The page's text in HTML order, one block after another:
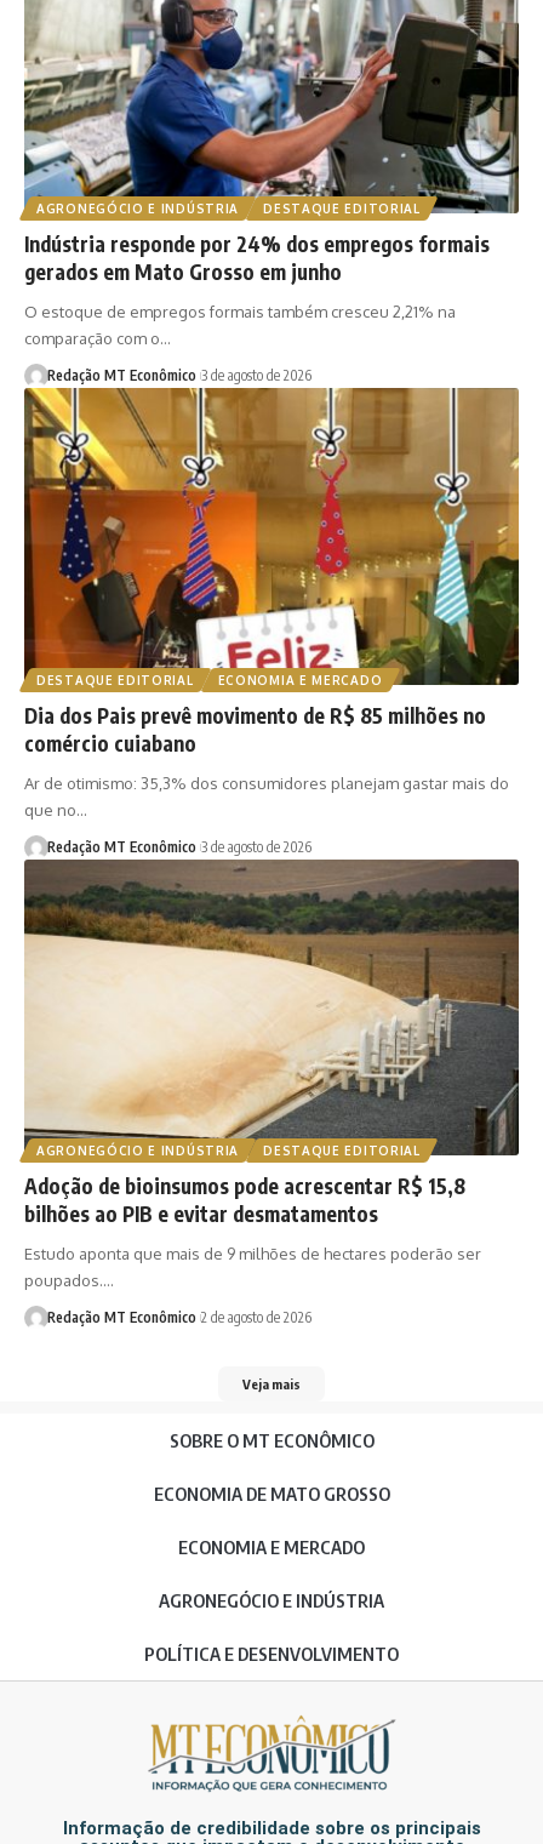
AGRONEGÓCIO E INDÚSTRIA DESTAQUE EDITORIAL
Indústria responde por 24% dos empregos formais
gerados em Mato Grosso em junho
O estoque de empregos formais também cresceu 2,21% na
comparação com o…
Redação MT Econômico 3 de agosto de 2026
DESTAQUE EDITORIAL ECONOMIA E MERCADO
Dia dos Pais prevê movimento de R$ 85 milhões no
comércio cuiabano
Ar de otimismo: 35,3% dos consumidores planejam gastar mais do
que no…
Redação MT Econômico 3 de agosto de 2026
AGRONEGÓCIO E INDÚSTRIA DESTAQUE EDITORIAL
Adoção de bioinsumos pode acrescentar R$ 15,8
bilhões ao PIB e evitar desmatamentos
Estudo aponta que mais de 9 milhões de hectares poderão ser
poupados.…
Redação MT Econômico 2 de agosto de 2026
Veja mais
SOBRE O MT ECONÔMICO
ECONOMIA DE MATO GROSSO
ECONOMIA E MERCADO
AGRONEGÓCIO E INDÚSTRIA
POLÍTICA E DESENVOLVIMENTO
Informação de credibilidade sobre os principais